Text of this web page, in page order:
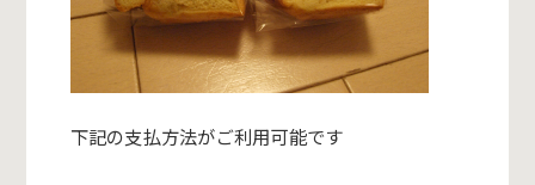
下記の支払方法がご利用可能です